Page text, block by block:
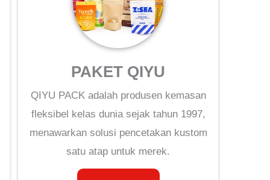
PAKET QIYU
QIYU PACK adalah produsen kemasan
fleksibel kelas dunia sejak tahun 1997,
menawarkan solusi pencetakan kustom
satu atap untuk merek.